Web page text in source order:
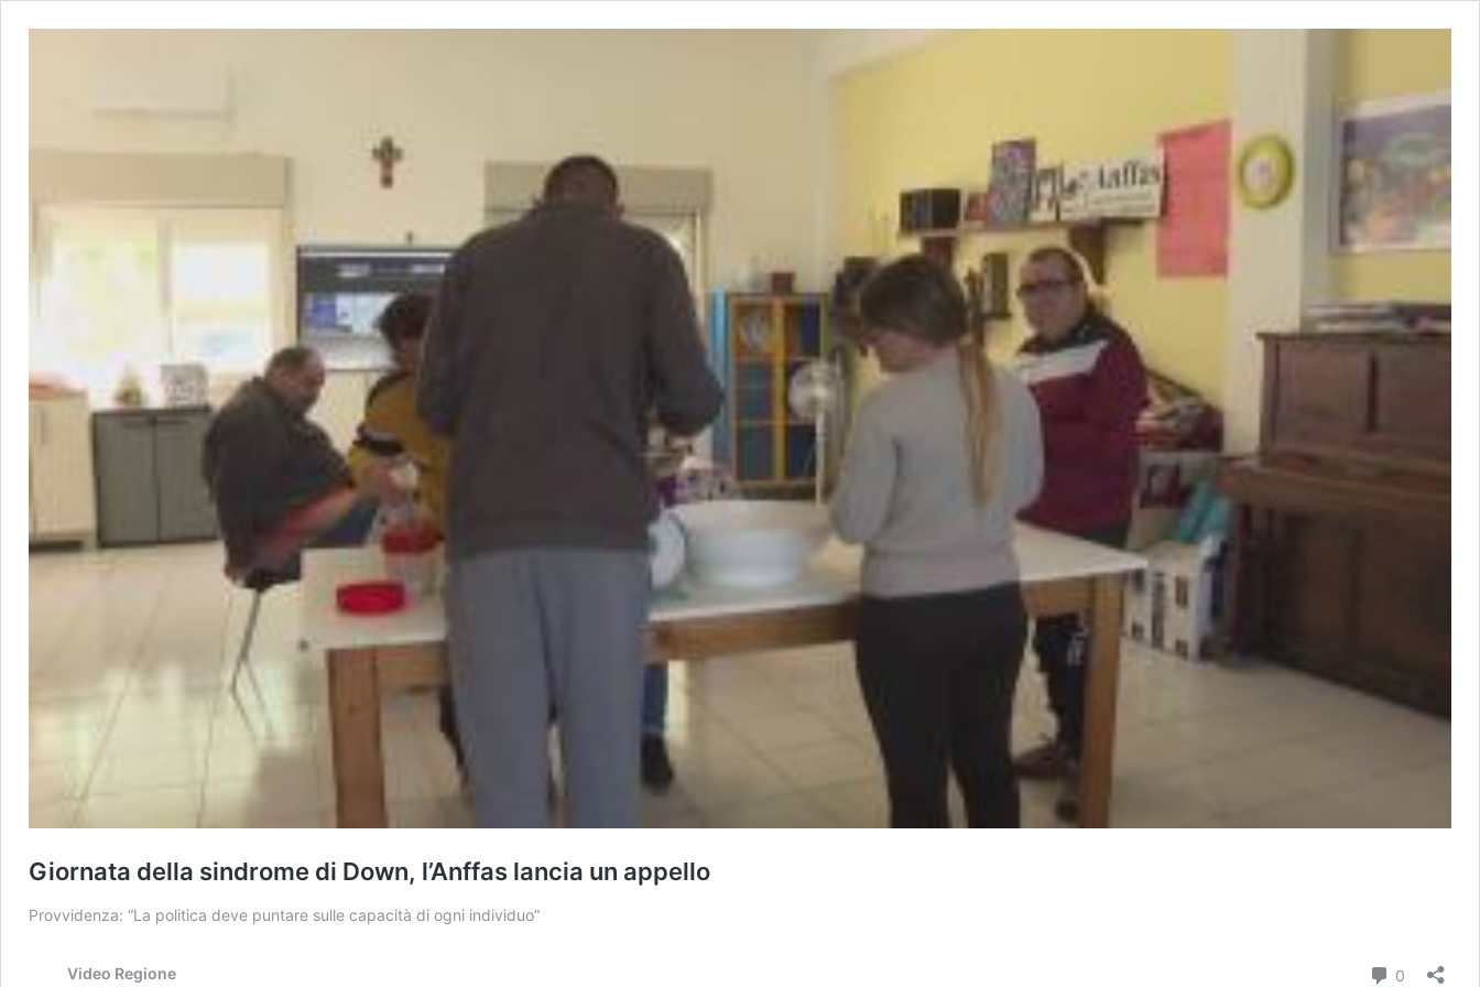
Giornata della sindrome di Down, l’Anffas lancia un appello
Provvidenza: “La politica deve puntare sulle capacità di ogni individuo”
Video Regione 0 Commenti